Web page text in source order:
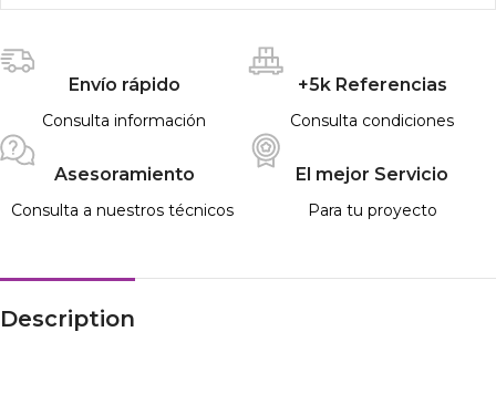
Envío rápido
Consulta información
+5k Referencias
Consulta condiciones
Asesoramiento
Consulta a nuestros técnicos
El mejor Servicio
Para tu proyecto
Description